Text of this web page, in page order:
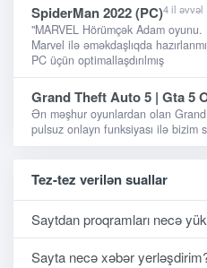
SpiderMan 2022 (PC)4 il əvvəl
"MARVEL Hörümçək Adam
Marvel ilə əməkdaşlıqda
PC üçün optimallaşdırılmış
Grand Theft Auto 5 | Gta 5
Ən məşhur oyunlardan olan
pulsuz onlayn funksiyası ilə bizim
Tez-tez verilən suallar
Saytdan proqramları necə
Sayta necə xəbər